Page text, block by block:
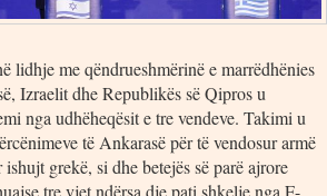
lidhje me qëndrueshmërinë e marrëdhënies
Izraelit dhe Republikës së Qipros u
nga udhëheqësit e tre vendeve. Takimi u
të Ankarasë për të vendosur armë
grekë, si dhe betejës së parë ajrore
tre vjet ndërsa dje pati shkelje nga F-